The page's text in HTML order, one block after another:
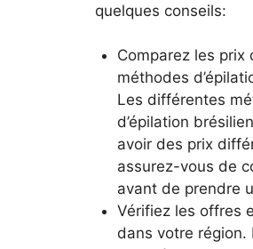
quelques conseils:
Comparez les
méthodes
Les différentes
d’épilation
avoir des prix
assurez-vous de
avant de prendre
Vérifiez les offres
dans votre région.